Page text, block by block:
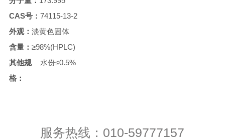
CAS号： 74115-13-2
外观： 淡黄色固体
含量： ≥98%(HPLC)
其他规
格：
水份≤0.5%
服务热线：010-59777157